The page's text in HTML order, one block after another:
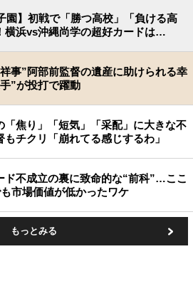
園】初戦で「勝つ高校」「負ける高
横浜vs沖縄尚学の超好カードは…
事”阿部前監督の遺産に助けられる幸
”が投打で躍動
「焦り」「短気」「采配」に大きな不
チクリ「崩れてる感じするわ」
ド不成立の裏に致命的な“前科”…ここ
市場価値が低かったワケ
もっとみる